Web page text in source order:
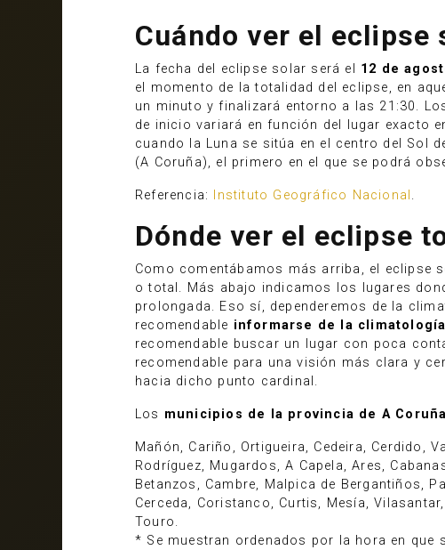
Cuándo ver el eclipse
La fecha del eclipse solar será el 12 de
el momento de la totalidad del eclipse, en
un minuto y finalizará entorno a las 21:30.
de inicio variará en función del lugar exacto
cuando la Luna se sitúa en el centro del Sol
(A Coruña), el primero en el que se podrá
Referencia: Instituto Geográfico Nacional .
Dónde ver el eclipse
Como comentábamos más arriba, el eclipse
o total. Más abajo indicamos los lugares
prolongada. Eso sí, dependeremos de la
recomendable informarse de la climatología
recomendable buscar un lugar con poca
recomendable para una visión más clara y
hacia dicho punto cardinal.
Los municipios de la provincia de A
Mañón, Cariño, Ortigueira, Cedeira, Cerdido,
Rodríguez, Mugardos, A Capela, Ares,
Betanzos, Cambre, Malpica de Bergantiños,
Cerceda, Coristanco, Curtis, Mesía,
Touro.
* Se muestran ordenados por la hora en que